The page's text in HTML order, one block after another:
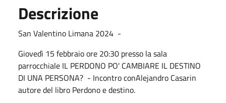
Descrizione
San Valentino Limana 2024 -
Giovedì 15 febbraio ore 20:30 presso la sala
parrocchiale IL PERDONO PO' CAMBIARE IL DESTINO
DI UNA PERSONA? - Incontro conAlejandro Casarin
autore del libro Perdono e destino.